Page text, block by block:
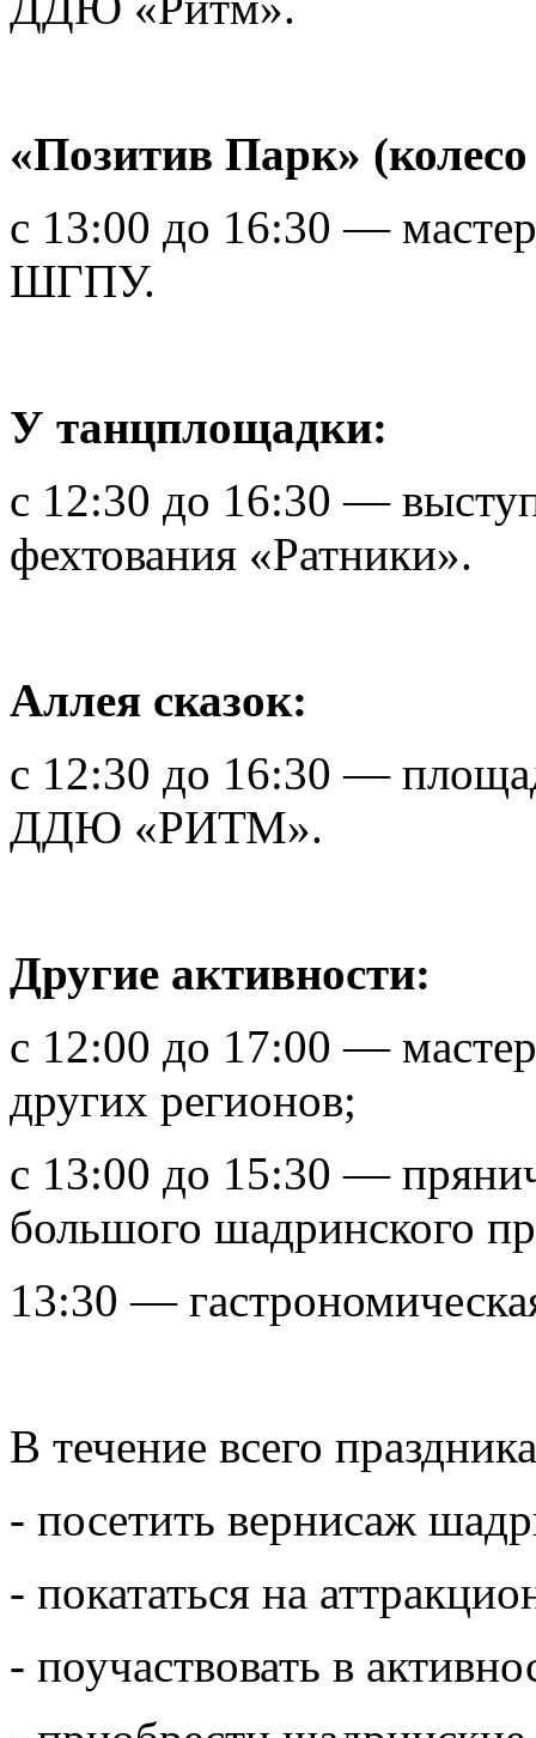
«Позитив Парк»
с 13:00 до 16:30 —
ШГПУ.
У танцплощадки:
с 12:30 до 16:30 —
фехтования «Ратники».
Аллея сказок:
с 12:30 до 16:30 —
ДДЮ «РИТМ».
Другие активности:
с 12:00 до 17:00 —
других регионов;
с 13:00 до 15:30 —
большого шадринского
13:30 —
В течение всего
- посетить вернисаж
- покататься на
- поучаствовать в